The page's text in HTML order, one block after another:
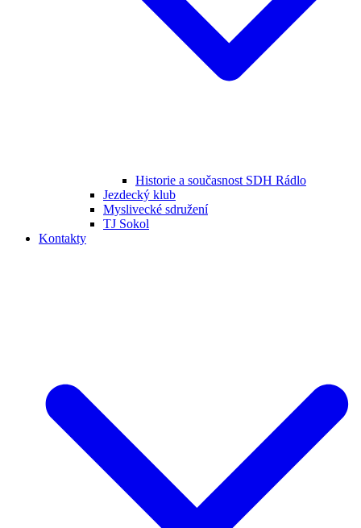
Historie a současnost SDH Rádlo
Jezdecký klub
Myslivecké sdružení
TJ Sokol
Kontakty